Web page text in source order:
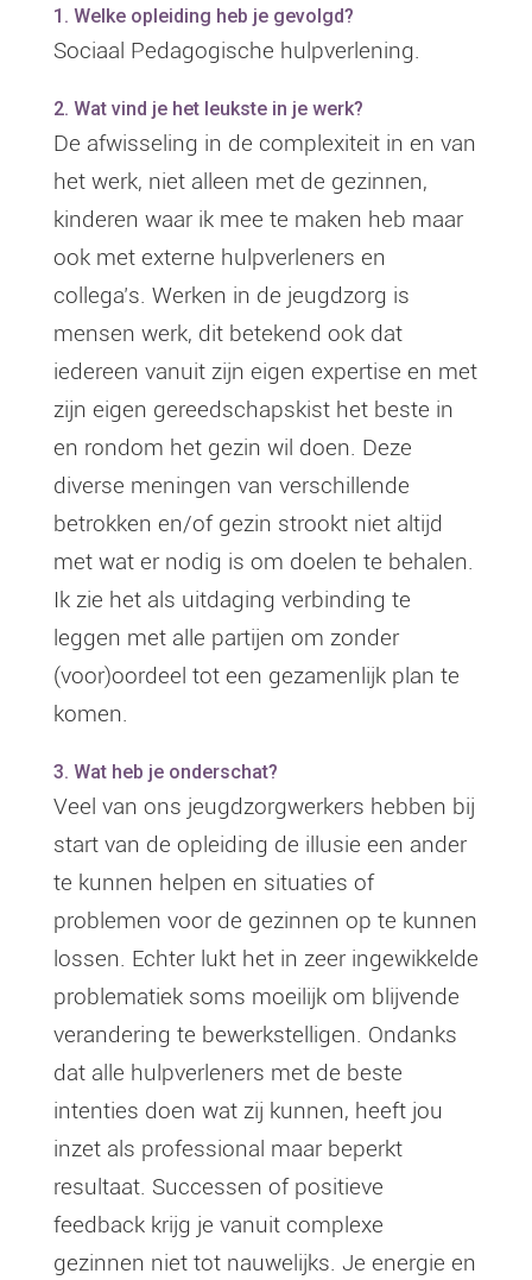
1. Welke opleiding heb je gevolgd?
Sociaal Pedagogische hulpverlening.
2. Wat vind je het leukste in je werk?
De afwisseling in de complexiteit in en van
het werk, niet alleen met de gezinnen,
kinderen waar ik mee te maken heb maar
ook met externe hulpverleners en
collega’s. Werken in de jeugdzorg is
mensen werk, dit betekend ook dat
iedereen vanuit zijn eigen expertise en met
zijn eigen gereedschapskist het beste in
en rondom het gezin wil doen. Deze
diverse meningen van verschillende
betrokken en/of gezin strookt niet altijd
met wat er nodig is om doelen te behalen.
Ik zie het als uitdaging verbinding te
leggen met alle partijen om zonder
(voor)oordeel tot een gezamenlijk plan te
komen.
3. Wat heb je onderschat?
Veel van ons jeugdzorgwerkers hebben bij
start van de opleiding de illusie een ander
te kunnen helpen en situaties of
problemen voor de gezinnen op te kunnen
lossen. Echter lukt het in zeer ingewikkelde
problematiek soms moeilijk om blijvende
verandering te bewerkstelligen. Ondanks
dat alle hulpverleners met de beste
intenties doen wat zij kunnen, heeft jou
inzet als professional maar beperkt
resultaat. Successen of positieve
feedback krijg je vanuit complexe
gezinnen niet tot nauwelijks. Je energie en